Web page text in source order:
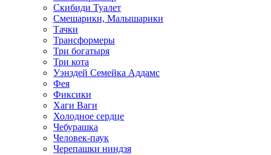
Скибиди Туалет
Смешарики, Малышарики
Тачки
Трансформеры
Три богатыря
Три кота
Уэнздей Семейка Аддамс
Фея
Фиксики
Хаги Ваги
Холодное сердце
Чебурашка
Человек-паук
Черепашки ниндзя